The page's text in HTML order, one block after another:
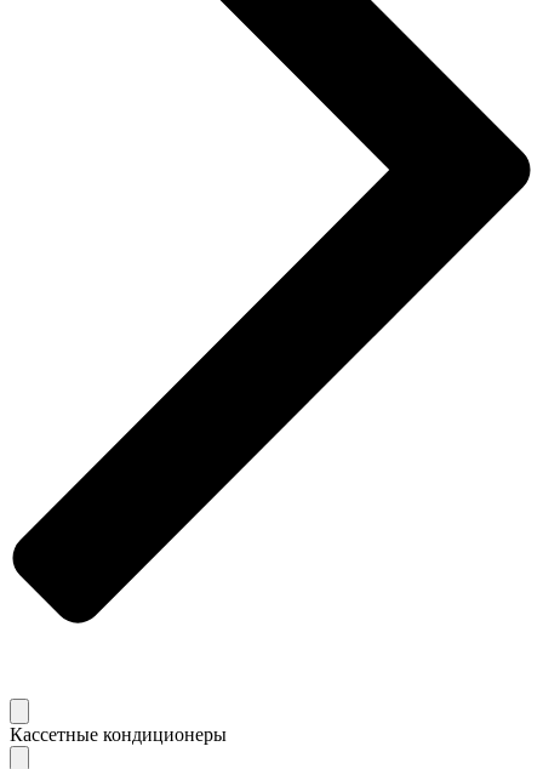
Кассетные кондиционеры